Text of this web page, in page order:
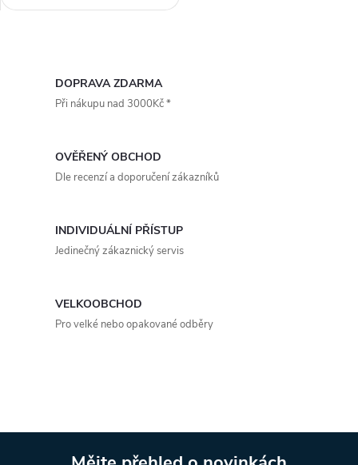
Konstrukce Anemostaty jsou
barvou (RAL 9010)....
y
DOPRAVA ZDARMA
Při nákupu nad 3000Kč *
OVĚŘENÝ OBCHOD
Dle recenzí a doporučení zákazníků
INDIVIDUÁLNÍ PŘÍSTUP
Jedinečný zákaznický servis
VELKOOBCHOD
Pro velké nebo opakované odběry